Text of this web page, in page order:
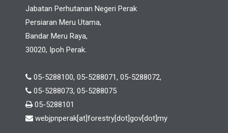
Jabatan Perhutanan Negeri Perak
Persiaran Meru Utama,
Bandar Meru Raya,
30020, Ipoh Perak.
05-5288100, 05-5288071, 05-5288072,
05-5288073, 05-5288075
05-5288101
webjpnperak[at]forestry[dot]gov[dot]my